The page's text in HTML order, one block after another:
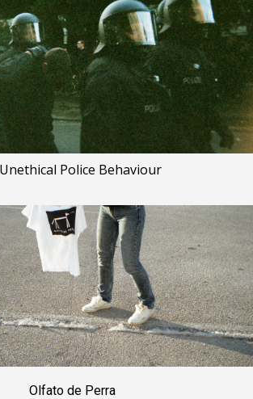
Unethical Police Behaviour
Olfato de Perra